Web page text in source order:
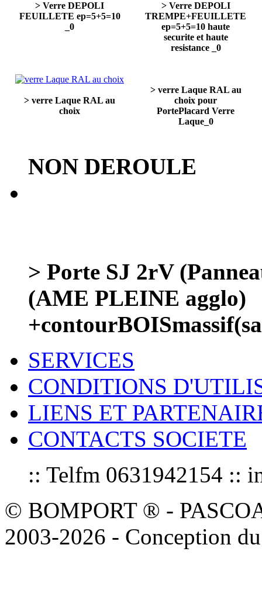
> Verre DEPOLI
FEUILLETE ep=5+5=10
_0
> Verre DEPOLI
TREMPE+FEUILLETE
ep=5+5=10 haute
securite et haute
resistance _0
> verre Laque RAL au
choix
> verre Laque RAL au
choix pour
PortePlacard Verre
Laque_0
NON DEROULE
> Porte SJ 2rV
(AME PLEINE agglo)
SERVICES
CONDITIONS
LIENS ET
CONTACTS SOCIETE
:: Telfm 0631942154 ::
© BOMPORT ® -
2003-2026 - Conception